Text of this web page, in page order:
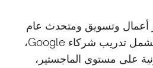
وتسويق ومتحدث عام
مشهور دوليًا، وله خبرة تشمل تدريب شركاء Google،
على مستوى الماجستير،